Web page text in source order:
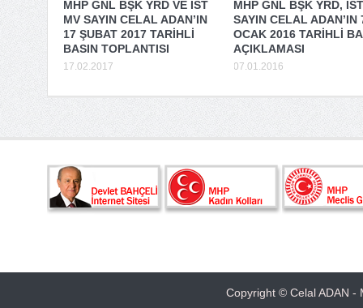
MHP GNL BŞK YRD VE İST
MV SAYIN CELAL ADAN’IN
17 ŞUBAT 2017 TARİHLİ
BASIN TOPLANTISI
17.02.2017
MHP GNL BŞK YRD,
SAYIN CELAL ADAN’IN
OCAK 2016 TARİHLİ
AÇIKLAMASI
07.01.2016
Copyright © Celal ADAN -